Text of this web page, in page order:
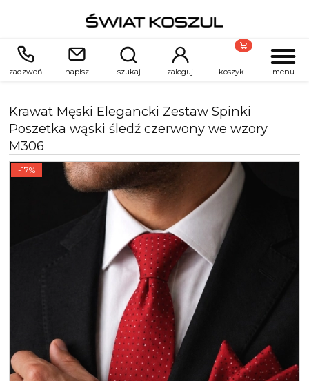
menu
zadzwoń napisz szukaj zaloguj koszyk
Krawat Męski Elegancki Zestaw Spinki
Poszetka wąski śledź czerwony we wzory
M306
-17%